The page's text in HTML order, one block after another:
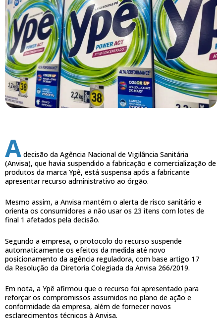
A decisão da Agência Nacional de Vigilância Sanitária
(Anvisa), que havia suspendido a fabricação e comercialização de
produtos da marca Ypê, está suspensa após a fabricante
apresentar recurso administrativo ao órgão.
Mesmo assim, a Anvisa mantém o alerta de risco sanitário e
orienta os consumidores a não usar os 23 itens com lotes de
final 1 afetados pela decisão.
Segundo a empresa, o protocolo do recurso suspende
automaticamente os efeitos da medida até novo
posicionamento da agência reguladora, com base artigo 17
da Resolução da Diretoria Colegiada da Anvisa 266/2019.
Em nota, a Ypê afirmou que o recurso foi apresentado para
reforçar os compromissos assumidos no plano de ação e
conformidade da empresa, além de fornecer novos
esclarecimentos técnicos à Anvisa.